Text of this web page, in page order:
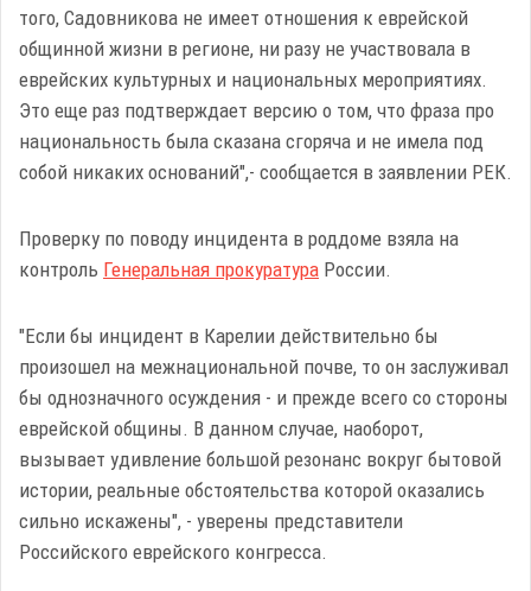
того, Садовникова не имеет отношения к еврейской
общинной жизни в регионе, ни разу не участвовала в
еврейских культурных и национальных мероприятиях.
Это еще раз подтверждает версию о том, что фраза про
национальность была сказана сгоряча и не имела под
собой никаких оснований",- сообщается в заявлении РЕК.
Проверку по поводу инцидента в роддоме взяла на
контроль Генеральная прокуратура России.
"Если бы инцидент в Карелии действительно бы
произошел на межнациональной почве, то он заслуживал
бы однозначного осуждения - и прежде всего со стороны
еврейской общины. В данном случае, наоборот,
вызывает удивление большой резонанс вокруг бытовой
истории, реальные обстоятельства которой оказались
сильно искажены", - уверены представители
Российского еврейского конгресса.